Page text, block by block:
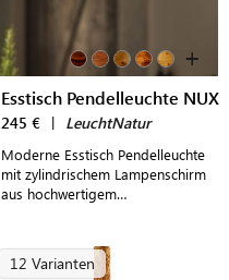
+
Esstisch Pendelleuchte NUX
245 € | LeuchtNatur
Moderne Esstisch Pendelleuchte
mit zylindrischem Lampenschirm
aus hochwertigem
Esszimmer
12 Varianten